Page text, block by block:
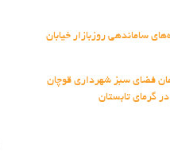
ساماندهی روزبازار خیابان
فضای سبز شهرداری قوچان
گرمای تابستان